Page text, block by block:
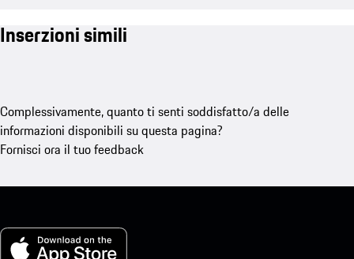
Inserzioni simili
Complessivamente, quanto ti senti soddisfatto/a delle
informazioni disponibili su questa pagina?
Fornisci ora il tuo feedback